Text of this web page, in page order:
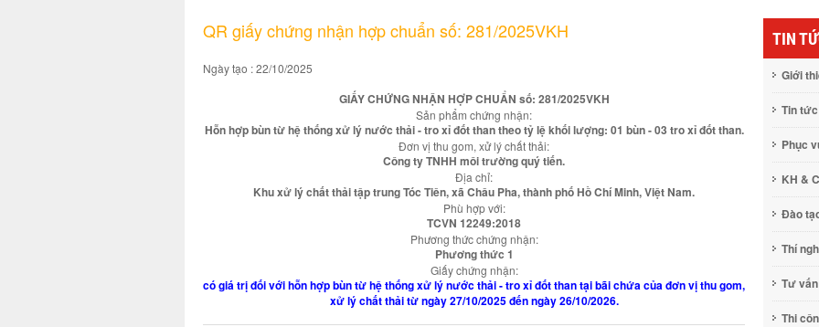
QR giấy chứng nhận hợp chuẩn số: 281/2025VKH
Ngày tạo : 22/10/2025
GIẤY CHỨNG NHẬN HỢP CHUẨN số: 281/2025VKH
Sản phẩm chứng nhận:
Hỗn hợp bùn từ hệ thống xử lý nước thải - tro xỉ đốt than theo tỷ lệ khối lượng: 01 bùn - 03 tro xỉ đốt than.
Đơn vị thu gom, xử lý chất thải:
Công ty TNHH môi trường quý tiến.
Địa chỉ:
Khu xử lý chất thải tập trung Tóc Tiên, xã Châu Pha, thành phố Hồ Chí Minh, Việt Nam.
Phù hợp với:
TCVN 12249:2018
Phương thức chứng nhận:
Phương thức 1
Giấy chứng nhận:
có giá trị đối với hỗn hợp bùn từ hệ thống xử lý nước thải - tro xỉ đốt than tại bãi chứa của đơn vị thu gom,
xử lý chất thải từ ngày 27/10/2025 đến ngày 26/10/2026.
TIN
Giới
Tin tức
Phục
KH &
Đào
Thí
Tư vấn
Thi